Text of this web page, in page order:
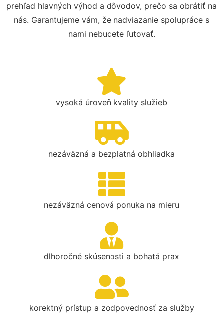
prehľad hlavných výhod a dôvodov, prečo sa obrátiť na
nás. Garantujeme vám, že nadviazanie spolupráce s
nami nebudete ľutovať.
vysoká úroveň kvality služieb
nezáväzná a bezplatná obhliadka
nezáväzná cenová ponuka na mieru
dlhoročné skúsenosti a bohatá prax
korektný prístup a zodpovednosť za služby